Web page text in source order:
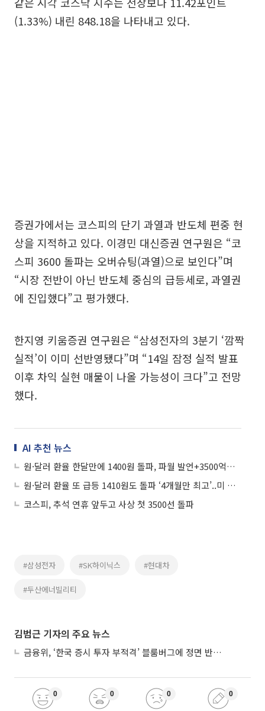
(1.33%) 내린 848.18을 나타내고 있다.
증권가에서는 코스피의 단기 과열과 반도체 편중 현
상을 지적하고 있다. 이경민 대신증권 연구원은 “코
스피 3600 돌파는 오버슈팅(과열)으로 보인다”며
“시장 전반이 아닌 반도체 중심의 급등세로, 과열권
에 진입했다”고 평가했다.
한지영 키움증권 연구원은 “삼성전자의 3분기 ‘깜짝
실적’이 이미 선반영됐다”며 “14일 잠정 실적 발표
이후 차익 실현 매물이 나올 가능성이 크다”고 전망
했다.
AI 추천 뉴스
원·달러 환율 한달만에 1400원 돌파, 파월 발언+3500억달러 불안
원·달러 환율 또 급등 1410원도 돌파 ‘4개월만 최고’..미 GDP 호조
코스피, 추석 연휴 앞두고 사상 첫 3500선 돌파
#삼성전자 #SK하이닉스 #현대차
#두산에너빌리티
김범근 기자의 주요 뉴스
금융위, ‘한국 증시 투자 부적격’ 블룸버그에 정면 반박…“근거 불분명”
0 0 0 0